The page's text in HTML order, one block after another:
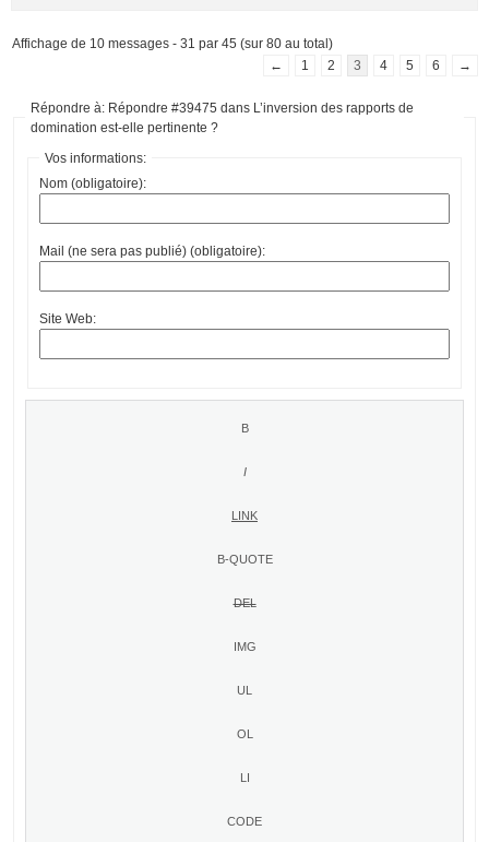
Affichage de 10 messages - 31 par 45 (sur 80 au total)
←
1 2 3 4 5 6 →
Répondre à: Répondre #39475 dans L’inversion des rapports de
domination est-elle pertinente ?
Vos informations:
Nom (obligatoire):
Mail (ne sera pas publié) (obligatoire):
Site Web: